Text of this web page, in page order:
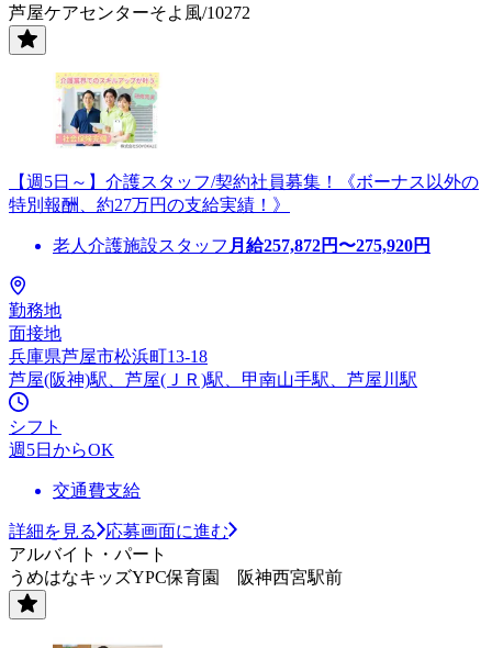
芦屋ケアセンターそよ風/10272
【週5日～】介護スタッフ/契約社員募集！《ボーナス以外の
特別報酬、約27万円の支給実績！》
老人介護施設スタッフ 月給257,872円〜275,920円
勤務地
面接地
兵庫県芦屋市松浜町13-18
芦屋(阪神)駅、芦屋(ＪＲ)駅、甲南山手駅、芦屋川駅
シフト
週5日からOK
交通費支給
詳細を見る
応募画面に進む
アルバイト・パート
うめはなキッズYPC保育園 阪神西宮駅前